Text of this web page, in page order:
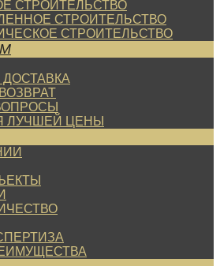
СТРОИТЕЛЬСТВО
СТРОИТЕЛЬСТВО
СТРОИТЕЛЬСТВО
ЛУЧШЕЙ ЦЕНЫ